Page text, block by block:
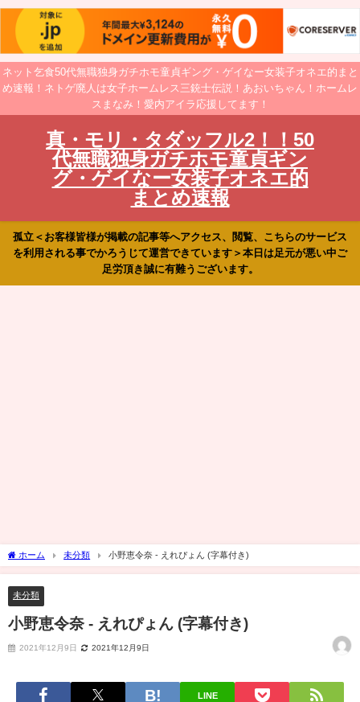
ネット乞食50代無職独身ガチホモ童貞ギング・ゲイなー女装子オネエ的まと
め速報！ネトゲ廃人は女子ホームレス三銃士伝説！あおいちゃん！ホームレ
スまなみ！愛内アイラ応援してます！
真・モリ・タダッフル2！！50
代無職独身ガチホモ童貞ギン
グ・ゲイなー女装子オネエ的
まとめ速報
孤立＜お客様皆様が掲載の記事等へアクセス、閲覧、こちらのサービス
を利用される事でかろうじて運営できています＞本日は足元が悪い中ご
足労頂き誠に有難うございます。
ホーム 未分類 小野恵令奈 - えれぴょん (字幕付き)
未分類
小野恵令奈 - えれぴょん (字幕付き)
2021年12月9日 2021年12月9日
LINE